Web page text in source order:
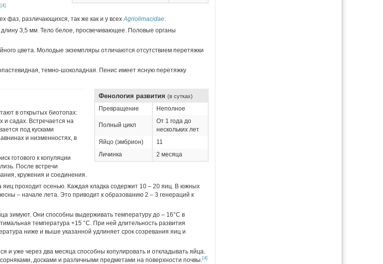
[4]
фаз, различающихся, так же как и у всехAgriolimacidae.
длину 3,5 мм. Тело белое, просвечивающее. Половые органы
цвета. Молодые экземпляры отличаются отсутствием перетяжки
темно-шоколадная. Пенис имеет ясную перетяжку
Фенология развития (в сутках)
Превращение Неполное
Полный цикл
От 1 года до
нескольких лет
Яйцо (эмбрион)
11
Личинка
2 месяца
в открытых биотопах:
и садах. Встречается на
под кусками
и низменностях, в
готового к копуляции
После встречи
кружения и соединения.
яиц проходит осенью. Каждая кладка содержит 10 – 20 яиц. В южных
– начале лета. Это приводит к образованию 2 – 3 генераций к
зимуют. Они способны выдерживать температуру до – 16°C в
температура +15 °C. При ней длительность развития
ниже и выше указанной удлиняет срок созревания яиц и
и уже через два месяца способны копулировать и откладывать яйца.
досками и различными предметами на поверхности почвы.[4]